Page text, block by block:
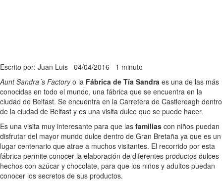
Escrito por: Juan Luis 04/04/2016 1 minuto
Aunt Sandra´s Factoryo la Fábrica de Tía Sandra es una de las más
conocidas en todo el mundo, una fábrica que se encuentra en la
ciudad de Belfast. Se encuentra en la Carretera de Castlereagh dentro
de la ciudad de Belfast y es una visita dulce que se puede hacer.
Es una visita muy interesante para que las familias con niños puedan
disfrutar del mayor mundo dulce dentro de Gran Bretaña ya que es un
lugar centenario que atrae a muchos visitantes. El recorrido por esta
fábrica permite conocer la elaboración de diferentes productos dulces
hechos con azúcar y chocolate, para que los niños y adultos puedan
conocer los secretos de sus productos.